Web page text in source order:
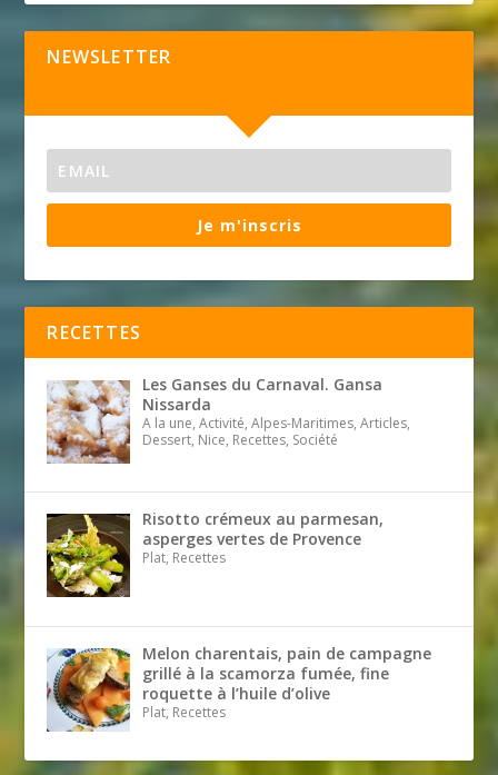
NEWSLETTER
Je m'inscris
RECETTES
Les Ganses du Carnaval. Gansa
Nissarda
A la une, Activité, Alpes-Maritimes, Articles,
Dessert, Nice, Recettes, Société
Risotto crémeux au parmesan,
asperges vertes de Provence
Plat, Recettes
Melon charentais, pain de campagne
grillé à la scamorza fumée, fine
roquette à l’huile d’olive
Plat, Recettes